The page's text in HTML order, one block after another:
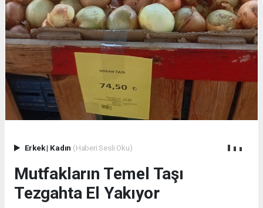
Erkek| Kadın (Haberi Sesli Oku)
Mutfakların Temel Taşı
Tezgahta El Yakıyor